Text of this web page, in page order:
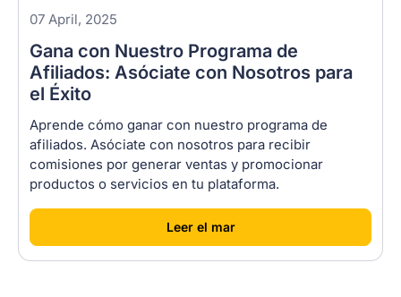
Reparación de fugas de techo
Plomería
Servicios de detección de filtraciones
Ajustador público
Restauración de daños por agua
07 April, 2025
Gana con Nuestro Programa de
Afiliados: Asóciate con Nosotros para
el Éxito
Aprende cómo ganar con nuestro programa de
afiliados. Asóciate con nosotros para recibir
comisiones por generar ventas y promocionar
productos o servicios en tu plataforma.
[Leer el mar]